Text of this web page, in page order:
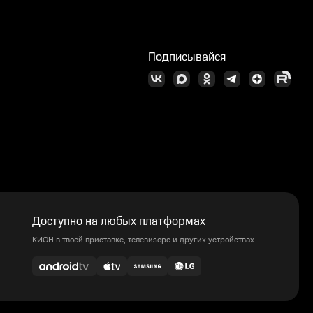
Подписывайся
Доступно на любых платформах
КИОН в твоей приставке, телевизоре и других устройствах